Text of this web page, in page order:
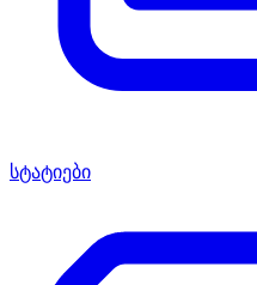
სტატიები